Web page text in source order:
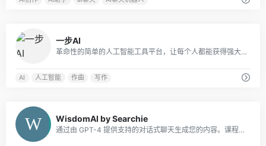
一步AI
革命性的简单的人工智能工具平台，让每个人都能获得强大的人工智能应用我们的专业和用户友好的一步AI服务。
AI 人工智能 作曲 写作
WisdomAI by Searchie
通过由 GPT-4 提供支持的对​​话式聊天生成您的内容。课程，会员资格，播客，教练和更多!